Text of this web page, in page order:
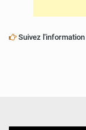
Suivez